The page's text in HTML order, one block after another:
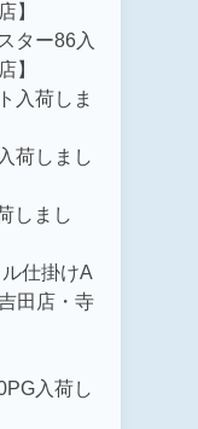
】
ター86入
】
入荷しま
荷しまし
しまし
仕掛けA
田店・寺
入荷し